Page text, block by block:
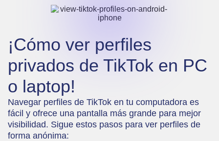
¡Cómo ver perfiles
privados de TikTok en PC
o laptop!
Navegar perfiles de TikTok en tu computadora es
fácil y ofrece una pantalla más grande para mejor
visibilidad. Sigue estos pasos para ver perfiles de
forma anónima: